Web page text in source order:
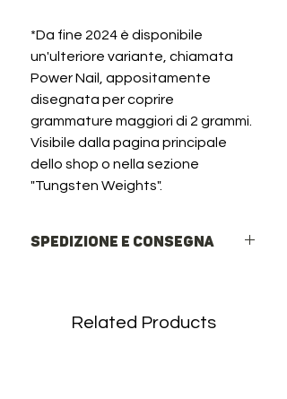
*Da fine 2024 è disponibile
un'ulteriore variante, chiamata
Power Nail, appositamente
disegnata per coprire
grammature maggiori di 2 grammi.
Visibile dalla pagina principale
dello shop o nella sezione
"Tungsten Weights".
Spedizione e Consegna
InPost (Punti di ritiro e Locker h24).
Europa: Spedizione internazionale
Related Products